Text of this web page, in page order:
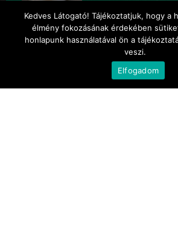
Kókuszos kakaós
Kedves Látogató! Tájékoztatjuk, hogy a
élmény fokozásának érdekében
honlapunk használatával ön a
veszi.
Elfogadom